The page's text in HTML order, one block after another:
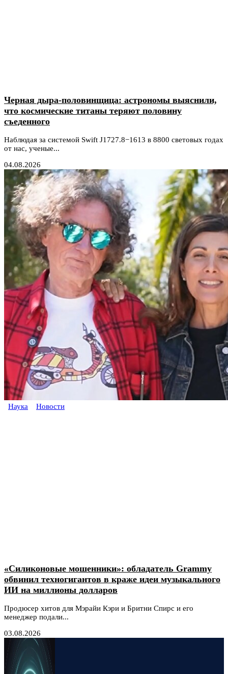
Черная дыра-половинщица: астрономы выяснили,
что космические титаны теряют половину
съеденного
Наблюдая за системой Swift J1727.8−1613 в 8800 световых годах
от нас, ученые...
04.08.2026
Наука Новости
«Силиконовые мошенники»: обладатель Grammy
обвинил техногигантов в краже идеи музыкального
ИИ на миллионы долларов
Продюсер хитов для Мэрайи Кэри и Бритни Спирс и его
менеджер подали...
03.08.2026